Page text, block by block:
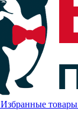
Избранные товары